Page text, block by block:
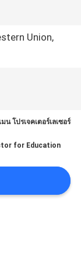
Union,
น โปรเจคเตอร์เลเซอร์
for Education